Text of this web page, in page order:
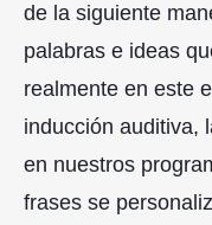
de la siguiente
palabras e ideas
realmente en este
inducción auditiva,
en nuestros
frases se